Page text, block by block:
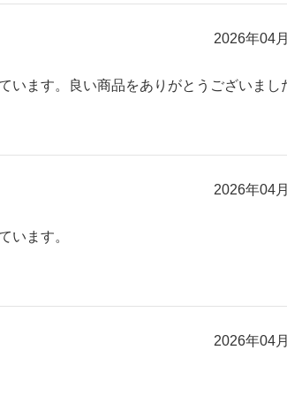
2026年04
ます。良い商品をありがとうございまし
2026年04
います。
2026年04